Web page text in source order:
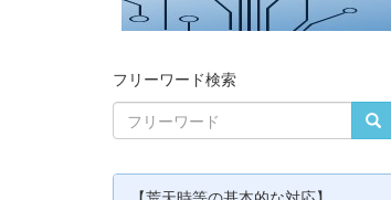
フリーワード検索